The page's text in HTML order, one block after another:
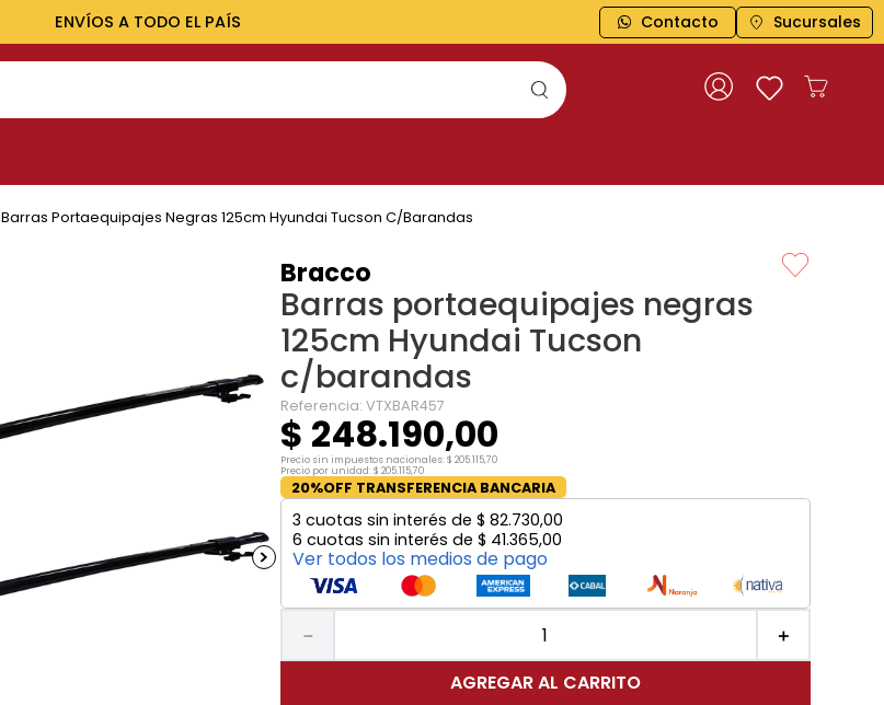
ENVÍOS A TODO EL PAÍS Contacto Sucursales
Barras Portaequipajes Negras 125cm Hyundai Tucson C/barandas
Bracco
Barras portaequipajes negras
125cm Hyundai Tucson
c/barandas
Referencia: VTXBAR457
$ 248.190,00
Precio sin impuestos nacionales:$ 205.115,70
Precio por unidad:$ 205.115,70
20%OFF TRANSFERENCIA BANCARIA
3 cuotas sin interés de $ 82.730,00
6 cuotas sin interés de $ 41.365,00
Ver todos los medios de pago
＋
－
AGREGAR AL CARRITO